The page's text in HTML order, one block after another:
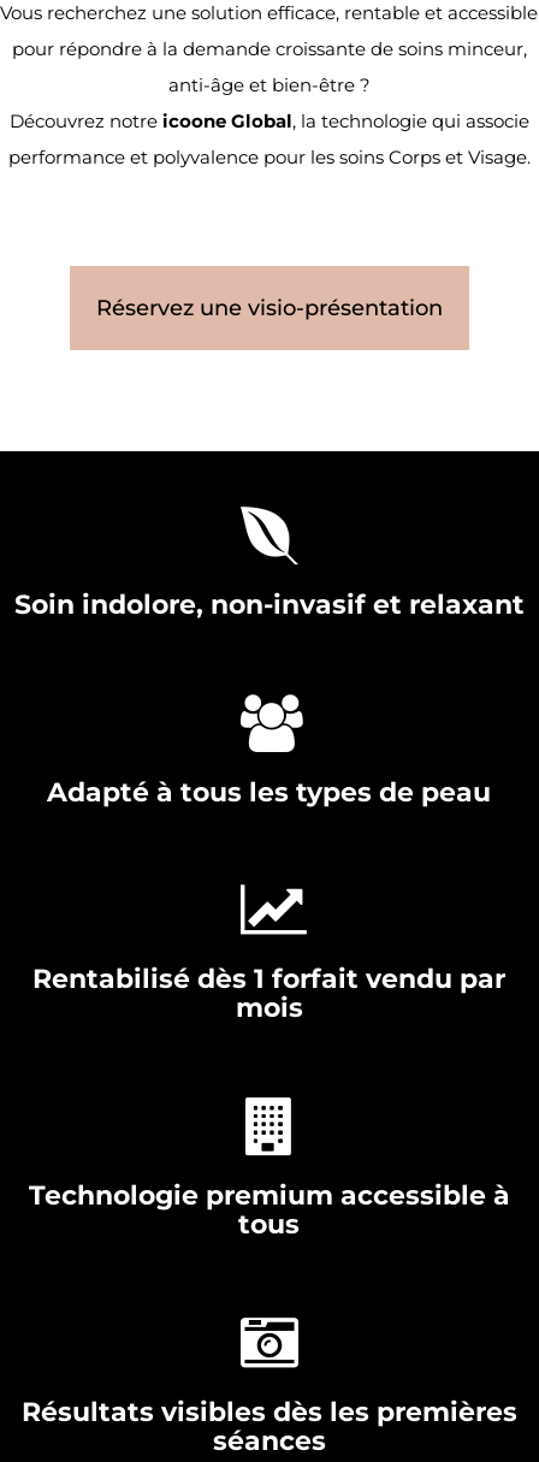
Vous recherchez une solution efficace, rentable et accessible
pour répondre à la demande croissante de soins minceur,
anti-âge et bien-être ?
Découvrez notre icoone Global, la technologie qui associe
performance et polyvalence pour les soins Corps et Visage.
Réservez une visio-présentation
Soin indolore, non-invasif et relaxant
Adapté à tous les types de peau
Rentabilisé dès 1 forfait vendu par
mois
Technologie premium accessible à
tous
Résultats visibles dès les premières
séances